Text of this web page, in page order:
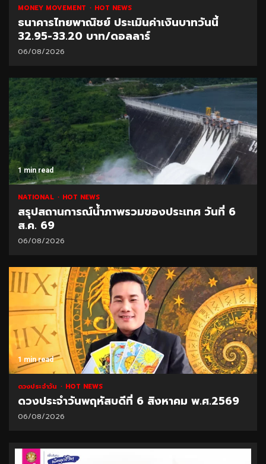
MONEY MOVEMENT HOT NEWS
ธนาคารไทยพาณิชย์ ประเมินค่าเงินบาทวันนี้
32.95-33.20 บาท/ดอลลาร์
06/08/2026
1 min read
NATIONAL HOT NEWS
สรุปสถานการณ์น้ำภาพรวมของประเทศ วันที่ 6
ส.ค. 69
06/08/2026
1 min read
ดวงประจำวัน HOT NEWS
ดวงประจำวันพฤหัสบดีที่ 6 สิงหาคม พ.ศ.2569
06/08/2026